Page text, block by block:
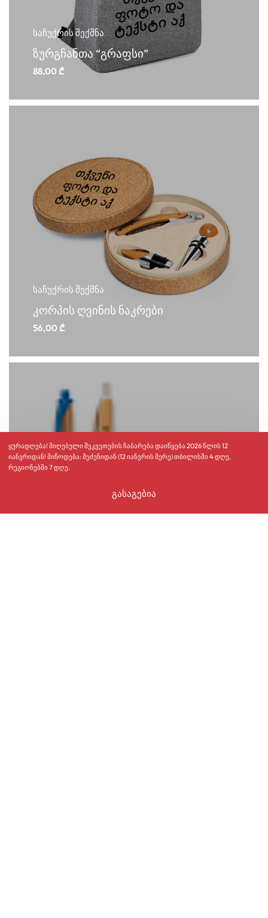
საჩუქრის შექმნა
ზურგჩანთა “გრაფსი”
88,00 ₾
საჩუქრის შექმნა
კორპის ღვინის ნაკრები
56,00 ₾
ყურადღება! მიღებული შეკვეთების ჩაბარება დაიწყება 2026 წლის 12
იანვრიდან! მიწოდება: შეძენიდან (12 იანვრის მერე) თბილისში 4 დღე,
რეგიონებში 7 დღე.
გასაგებია